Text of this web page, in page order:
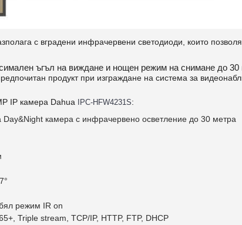
с вградени инфрачервени светодиоди, които
ъгъл на виждане и нощен режим на снимане до
продукт при изграждане на система за
IP камера Dahua IPC-HFW4231S:
Day&Night камера с инфрачервено осветление до 30 метра
режим IR on
Triple stream, TCP/IP, HTTP, FTP, DHCP